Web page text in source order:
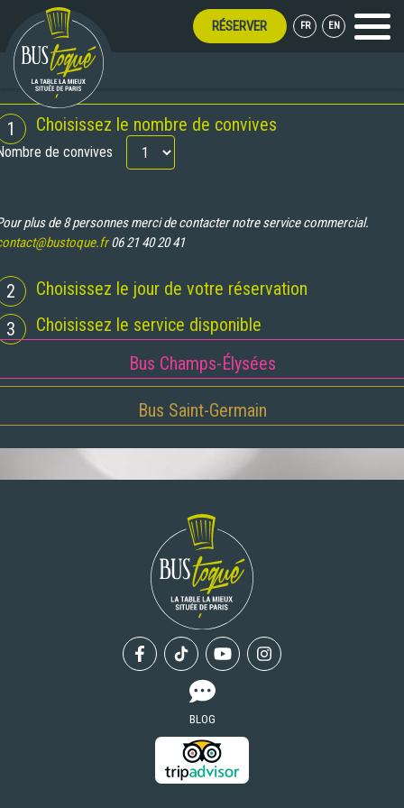
RÉSERVER FR EN Menu
TOUT L'ÉTÉ !
1 Choisissez le nombre de convives
de convives
plus de 8 personnes merci de contacter notre service commercial.
06 21 40 20 41
2
Choisissez le jour de votre réservation
3
Choisissez le service disponible
Bus Champs-Élysées
Bus Saint-Germain
FacebookTiktok YoutubeInstagram
BLOG